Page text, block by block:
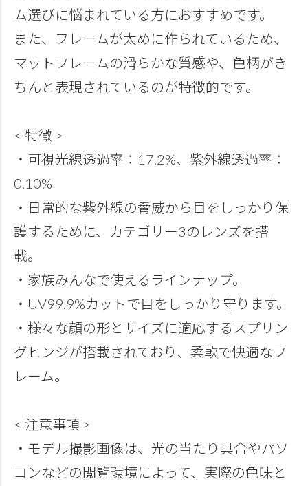
ム選びに悩まれている方におすすめです。
また、フレームが太めに作られているため、
マットフレームの滑らかな質感や、色柄がき
ちんと表現されているのが特徴的です。
< 特徴 >
・可視光線透過率：17.2%、紫外線透過率：
0.10%
・日常的な紫外線の脅威から目をしっかり保
護するために、カテゴリー3のレンズを搭
載。
・家族みんなで使えるラインナップ。
・UV99.9%カットで目をしっかり守ります。
・様々な顔の形とサイズに適応するスプリン
グヒンジが搭載されており、柔軟で快適なフ
レーム。
< 注意事項 >
・モデル撮影画像は、光の当たり具合やパソ
コンなどの閲覧環境によって、実際の色味と